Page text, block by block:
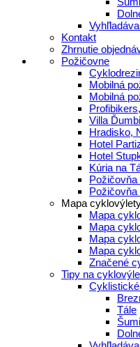
Kontakt
Zhrnutie
Požičovne
Mobilná
Mobilná
Villa
Hradisko,
Hotel
Hotel
Kúria na
Požičovňa
Požičovňa
Mapa
Mapa
Mapa
Mapa
Mapa
Značené
Tipy na
Tále